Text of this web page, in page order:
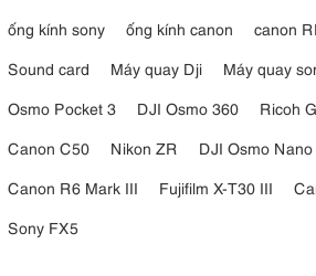
ống kính sony
ống kính canon
canon
Sound card
Máy quay Dji Máy quay
Osmo Pocket 3
DJI Osmo 360 Ricoh
Canon C50
Nikon ZR DJI Osmo Nano
Canon R6 Mark III
Fujifilm X-T30 III
Sony FX5